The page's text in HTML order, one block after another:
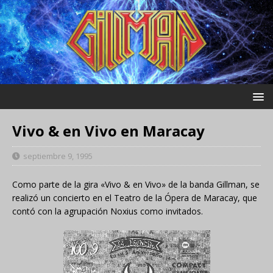
Vivo & en Vivo en Maracay
septiembre 9, 1995
Como parte de la gira «Vivo & en Vivo» de la banda Gillman, se
realizó un concierto en el Teatro de la Ópera de Maracay, que
contó con la agrupación Noxius como invitados.